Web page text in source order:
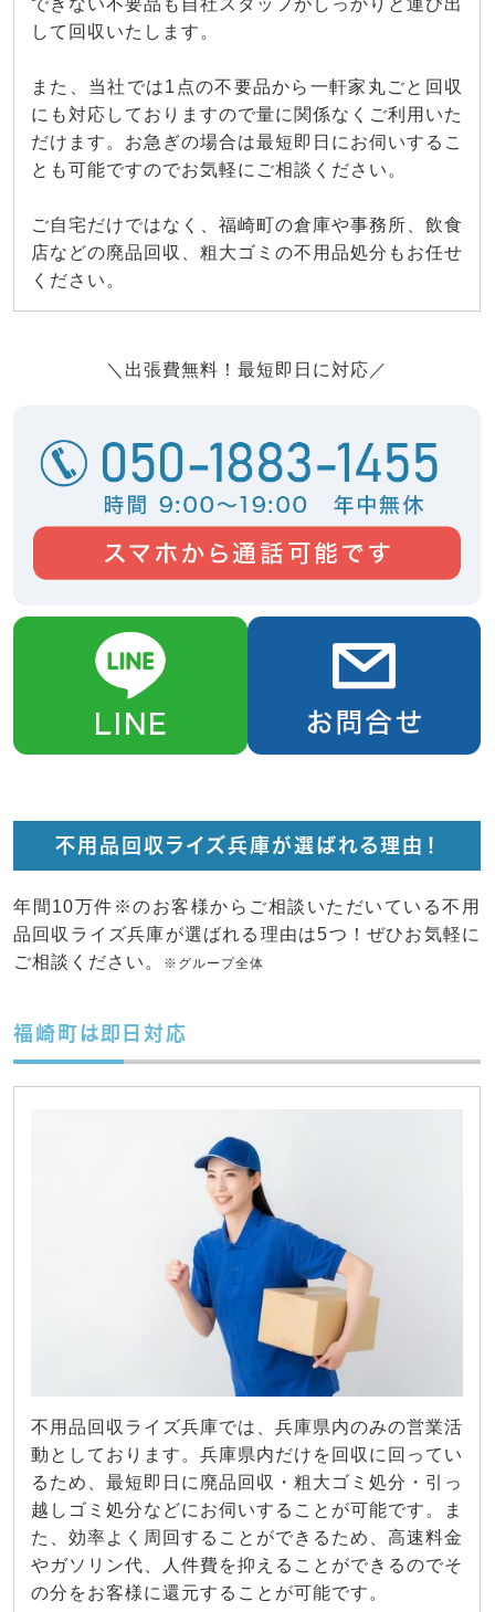
して回収いたします。
また、当社では1点の不要品から一軒家丸ごと回収
にも対応しておりますので量に関係なくご利用いた
だけます。お急ぎの場合は最短即日にお伺いするこ
とも可能ですのでお気軽にご相談ください。
ご自宅だけではなく、福崎町の倉庫や事務所、飲食
店などの廃品回収、粗大ゴミの不用品処分もお任せ
ください。
＼出張費無料！最短即日に対応／
不用品回収ライズ兵庫が選ばれる理由！
年間10万件※のお客様からご相談いただいている不用
品回収ライズ兵庫が選ばれる理由は5つ！ぜひお気軽に
ご相談ください。
※グループ全体
福崎町は即日対応
不用品回収ライズ兵庫では、兵庫県内のみの営業活
動としております。兵庫県内だけを回収に回ってい
るため、最短即日に廃品回収・粗大ゴミ処分・引っ
越しゴミ処分などにお伺いすることが可能です。ま
た、効率よく周回することができるため、高速料金
やガソリン代、人件費を抑えることができるのでそ
の分をお客様に還元することが可能です。